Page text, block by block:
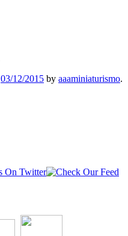
03/12/2015 by aaaminiaturismo.